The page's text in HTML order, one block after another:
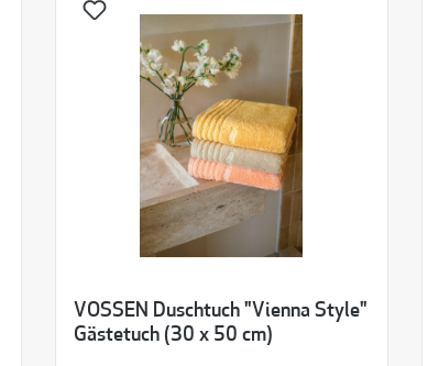
VOSSEN Duschtuch "Vienna Style"
Gästetuch (30 x 50 cm)